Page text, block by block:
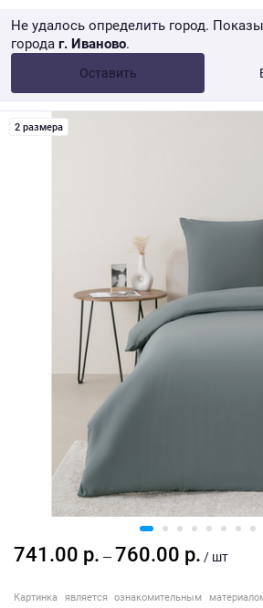
Не удалось определить город.
города г. Иваново.
Оставить
от 10 000 ₽
2 размера
741.00 р. —760.00 р. / шт
Картинка является ознакомительным